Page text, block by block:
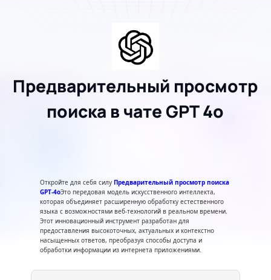
Предварительный просмотр
поиска в чате GPT 4o
Откройте для себя силуПредварительный просмотр поиска
GPT-4oЭто передовая модель искусственного интеллекта,
которая объединяет расширенную обработку естественного
языка с возможностями веб-технологий в реальном времени.
Этот инновационный инструмент разработан для
предоставления высокоточных, актуальных и контекстно
насыщенных ответов, преобразуя способы доступа и
обработки информации из интернета приложениями.